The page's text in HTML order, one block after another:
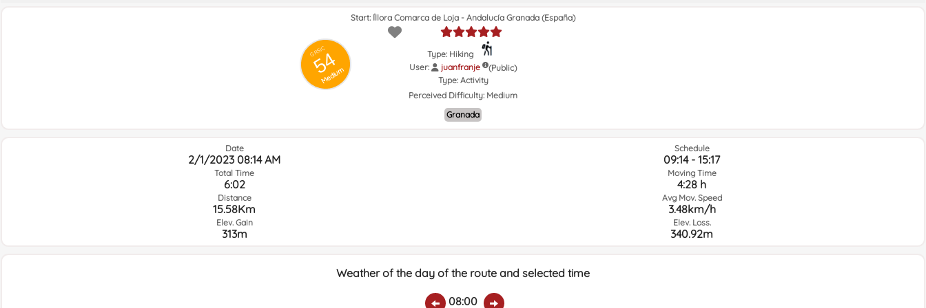
GRSIC
54
Medium
Start: Íllora Comarca de Loja - Andalucía Granada (España)
Type: Hiking
User:
juanfranje
(Public)
Type: Activity
Perceived Difficulty: Medium
Granada
Date
2/1/2023 08:14 AM
Total Time
6:02
Distance
15.58Km
Elev. Gain
313m
Schedule
09:14 - 15:17
Moving Time
4:28 h
Avg Mov. Speed
3.48km/h
Elev. Loss.
340.92m
Weather of the day of the route and selected time
08:00